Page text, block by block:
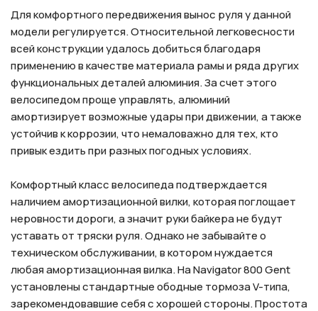
Для комфортного передвижения вынос руля у данной
модели регулируется. Относительной легковесности
всей конструкции удалось добиться благодаря
применению в качестве материала рамы и ряда других
функциональных деталей алюминия. За счет этого
велосипедом проще управлять, алюминий
амортизирует возможные удары при движении, а также
устойчив к коррозии, что немаловажно для тех, кто
привык ездить при разных погодных условиях.
Комфортный класс велосипеда подтверждается
наличием амортизационной вилки, которая поглощает
неровности дороги, а значит руки байкера не будут
уставать от тряски руля. Однако не забывайте о
техническом обслуживании, в котором нуждается
любая амортизационная вилка. На Navigator 800 Gent
установлены стандартные ободные тормоза V-типа,
зарекомендовавшие себя с хорошей стороны. Простота